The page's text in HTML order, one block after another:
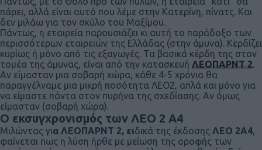
πάρει, αλλά είναι αυτό που λέμε στην Κατερίνη, πίνατς. Και
δεν μιλάω για τον σκύλο του Μαξίμου.
Πάντως, η εταιρεία παρουσιάζει κι αυτή το παράδοξο των
περισσότερων εταιρειών της Ελλάδας (στην άμυνα). Κερδίζει
κυρίως ή μόνο από τις εξαγωγές. Τα βασικά κέρδη της στον
τομέα της άμυνας, είναι από την κατασκευή ΛΕΟΠΑΡΝΤ 2.
Αν είμασταν μια σοβαρή χώρα, κάθε 4-5 χρόνια θα
παραγγέλναμε μια μικρή ποσότητα ΛΕΟ2, απλά και μόνο για
να είμαστε πάντα στον πυρήνα της σχεδίασης. Αν όμως
είμασταν (σοβαρή χώρα).
Ο εκσυγχρονισμός των ΛΕΟ 2 Α4
Μιλώντας για ΛΕΟΠΑΡΝΤ 2, ειδικά της έκδοσης ΛΕΟ 2Α4,
φαίνεται πως η λύση ήρθε με μείωση της οροφής των